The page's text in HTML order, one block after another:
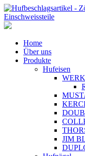
Home
Über uns
Produkte
Hufeisen
JIM